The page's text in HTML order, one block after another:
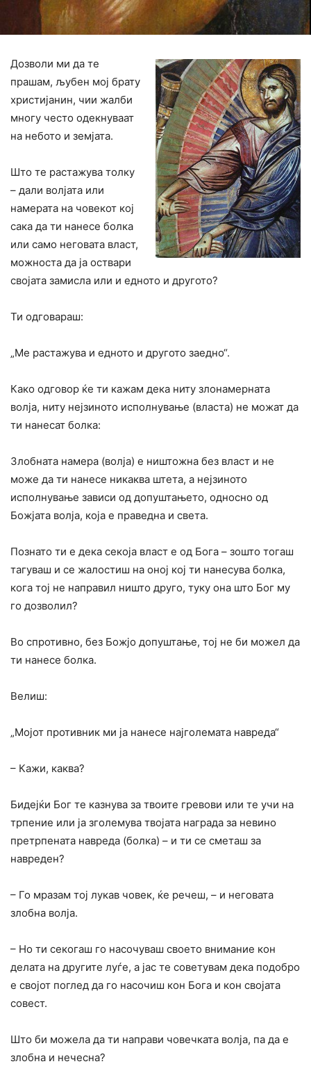
Дозволи ми да те
прашам, љубен мој брату
христијанин, чии жалби
многу често одекнуваат
на небото и земјата.
Што те растажува толку
– дали волјата или
намерата на човекот кој
сака да ти нанесе болка
или само неговата власт,
можноста да ја оствари
својата замисла или и едното и другото?
Ти одговараш:
„Ме растажува и едното и другото заедно“.
Како одговор ќе ти кажам дека ниту злонамерната
волја, ниту нејзиното исполнување (власта) не можат да
ти нанесат болка:
Злобната намера (волја) е ништожна без власт и не
може да ти нанесе никаква штета, а нејзиното
исполнување зависи од допуштањето, односно од
Божјата волја, која е праведна и света.
Познато ти е дека секоја власт е од Бога – зошто тогаш
тагуваш и се жалостиш на оној кој ти нанесува болка,
кога тој не направил ништо друго, туку она што Бог му
го дозволил?
Во спротивно, без Божјо допуштање, тој не би можел да
ти нанесе болка.
Велиш:
„Мојот противник ми ја нанесе најголемата навреда“
– Кажи, каква?
Бидејќи Бог те казнува за твоите гревови или те учи на
трпение или ја зголемува твојата награда за невино
претрпената навреда (болка) – и ти се сметаш за
навреден?
– Го мразам тој лукав човек, ќе речеш, – и неговата
злобна волја.
– Но ти секогаш го насочуваш своето внимание кон
делата на другите луѓе, а јас те советувам дека подобро
е својот поглед да го насочиш кон Бога и кон својата
совест.
Што би можела да ти направи човечката волја, па да е
злобна и нечесна?